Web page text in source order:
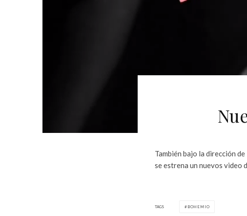
También bajo la dirección
se estrena un nuevos video
TAGS BOHEMIO